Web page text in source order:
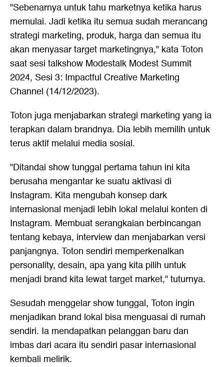
"Sebenarnya untuk tahu marketnya ketika harus
memulai. Jadi ketika itu semua sudah merancang
strategi marketing, produk, harga dan semua itu
akan menyasar target marketingnya," kata Toton
saat sesi talkshow Modestalk Modest Summit
2024, Sesi 3: Impactful Creative Marketing
Channel (14/12/2023).
Toton juga menjabarkan strategi marketing yang ia
terapkan dalam brandnya. Dia lebih memilih untuk
terus aktif melalui media sosial.
"Ditandai show tunggal pertama tahun ini kita
berusaha mengantar ke suatu aktivasi di
Instagram. Kita mengubah konsep dark
internasional menjadi lebih lokal melalui konten di
Instagram. Membuat serangkaian berbincangan
tentang kebaya, interview dan menjabarkan versi
panjangnya. Toton sendiri memperkenalkan
personality, desain, apa yang kita pilih untuk
menjadi brand kita lewat target market," tuturnya.
Sesudah menggelar show tunggal, Toton ingin
menjadikan brand lokal bisa menguasai di rumah
sendiri. Ia mendapatkan pelanggan baru dan
imbas dari acara itu sendiri pasar internasional
kembali melirik.